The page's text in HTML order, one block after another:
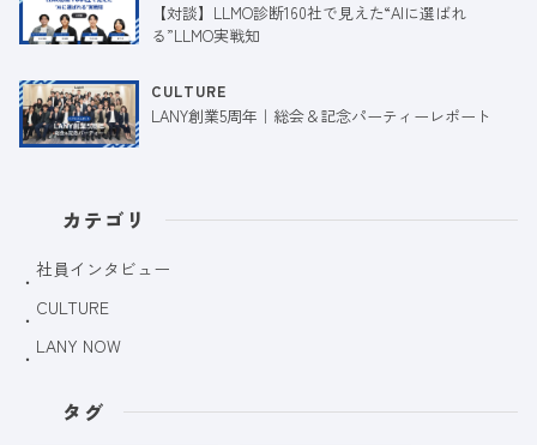
【対談】LLMO診断160社で見えた“AIに選ばれ
る”LLMO実戦知
CULTURE
LANY創業5周年｜総会＆記念パーティーレポート
カテゴリ
社員インタビュー
CULTURE
LANY NOW
タグ